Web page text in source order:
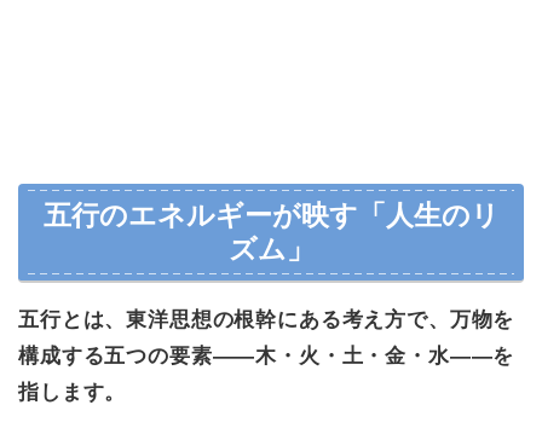
五行のエネルギーが映す「人生のリ
ズム」
五行とは、東洋思想の根幹にある考え方で、万物を
構成する五つの要素――木・火・土・金・水――を
指します。